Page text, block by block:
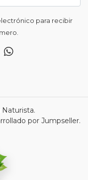
para recibir
Naturista.
por Jumpseller.